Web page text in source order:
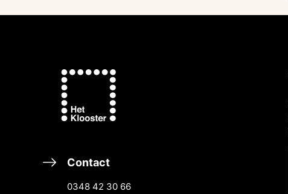
Contact
0348 42 30 66